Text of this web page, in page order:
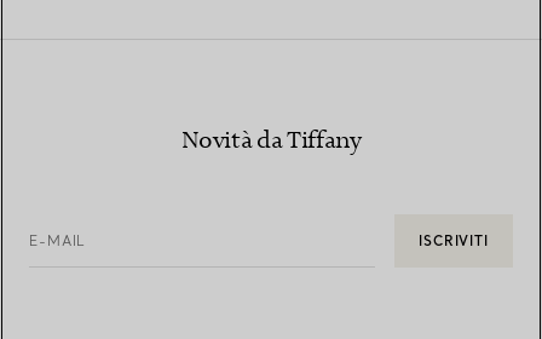
Novità da Tiffany
E-MAIL ISCRIVITI